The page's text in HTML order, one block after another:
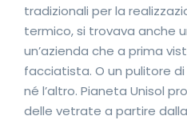
tradizionali per la
termico, si trovava anche
un’azienda che a prima
facciatista. O un pulitore di
né l’altro. Pianeta Unisol
delle vetrate a partire